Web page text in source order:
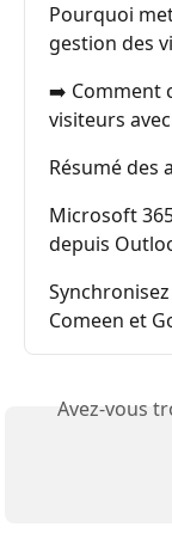
Pourquoi
gestion des
➡️ Comment
visiteurs
Résumé des
Microsoft
depuis
Comeen et
Avez-vous